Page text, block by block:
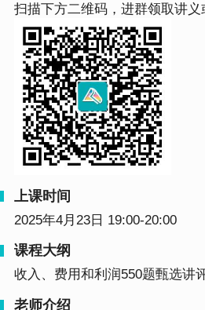
扫描下方二维码，进群领取讲义
上课时间
2025年4月23日 19:00-20:00
课程大纲
收入、费用和利润550题甄选讲
老师介绍